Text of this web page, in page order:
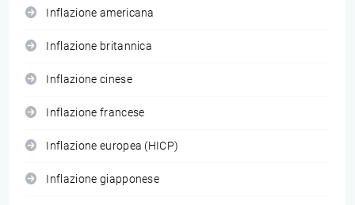
Inflazione americana
Inflazione britannica
Inflazione cinese
Inflazione francese
Inflazione europea (HICP)
Inflazione giapponese